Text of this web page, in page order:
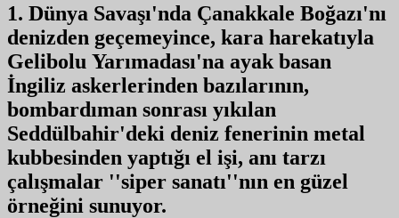
1. Dünya Savaşı'nda Çanakkale Boğazı'nı
denizden geçemeyince, kara harekatıyla
Gelibolu Yarımadası'na ayak basan
İngiliz askerlerinden bazılarının,
bombardıman sonrası yıkılan
Seddülbahir'deki deniz fenerinin metal
kubbesinden yaptığı el işi, anı tarzı
çalışmalar ''siper sanatı''nın en güzel
örneğini sunuyor.